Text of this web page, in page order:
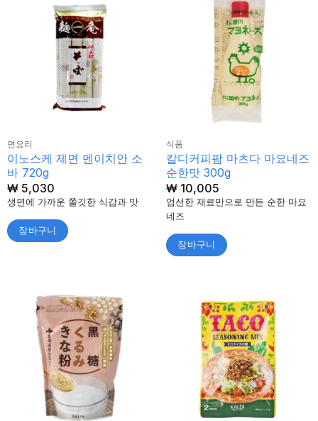
면요리
이노스케 제면 멘이치안 소
바 720g
₩5,030
생면에 가까운 쫄깃한 식감과 맛
장바구니
식품
칼디커피팜 마츠다 마요네즈
순한맛 300g
₩10,005
엄선한 재료만으로 만든 순한 마요
네즈
장바구니